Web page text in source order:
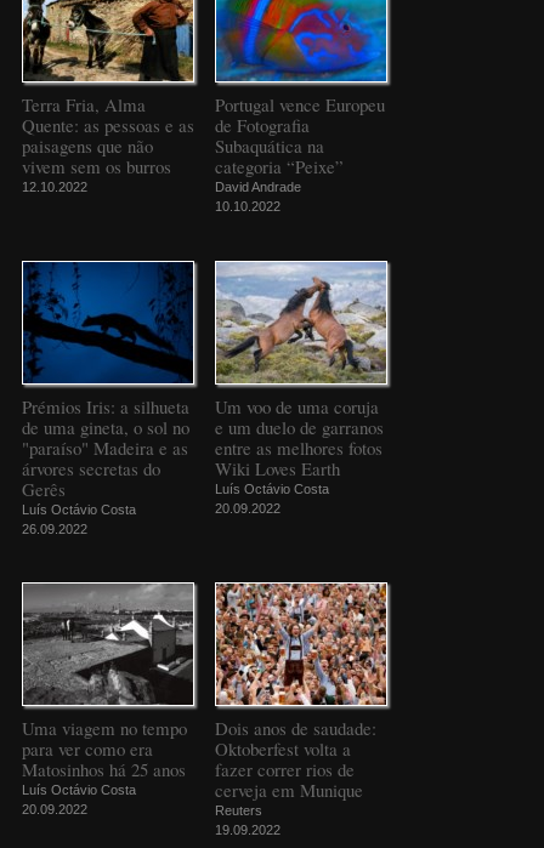
Terra Fria, Alma
Quente: as pessoas e as
paisagens que não
vivem sem os burros
12.10.2022
Portugal vence Europeu
de Fotografia
Subaquática na
categoria “Peixe”
David Andrade
10.10.2022
Prémios Iris: a silhueta
de uma gineta, o sol no
"paraíso" Madeira e as
árvores secretas do
Gerês
Luís Octávio Costa
26.09.2022
Um voo de uma coruja
e um duelo de garranos
entre as melhores fotos
Wiki Loves Earth
Luís Octávio Costa
20.09.2022
Uma viagem no tempo
para ver como era
Matosinhos há 25 anos
Luís Octávio Costa
20.09.2022
Dois anos de saudade:
Oktoberfest volta a
fazer correr rios de
cerveja em Munique
Reuters
19.09.2022